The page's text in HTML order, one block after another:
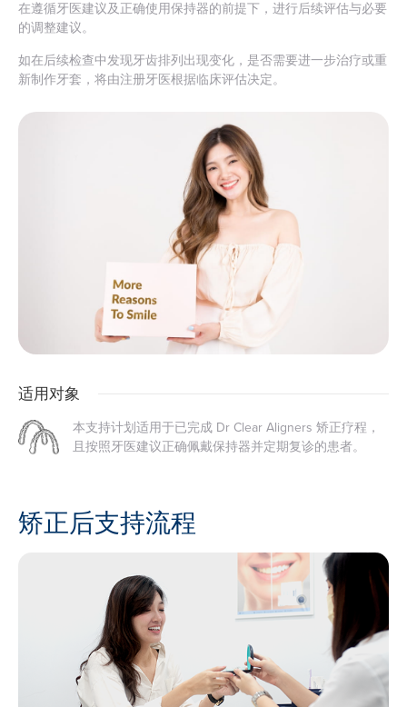
在遵循牙医建议及正确使用保持器的前提下，进行后续评估与必要
的调整建议。
如在后续检查中发现牙齿排列出现变化，是否需要进一步治疗或重
新制作牙套，将由注册牙医根据临床评估决定。
适用对象
本支持计划适用于已完成 Dr Clear Aligners 矫正疗程，
且按照牙医建议正确佩戴保持器并定期复诊的患者。
矫正后支持流程